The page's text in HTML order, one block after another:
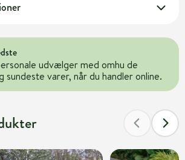
udvælger med omhu de
varer, når du handler online.